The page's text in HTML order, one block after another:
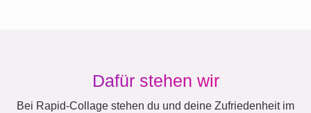
Dafür stehen wir
Bei Rapid-Collage stehen du und deine Zufriedenheit im